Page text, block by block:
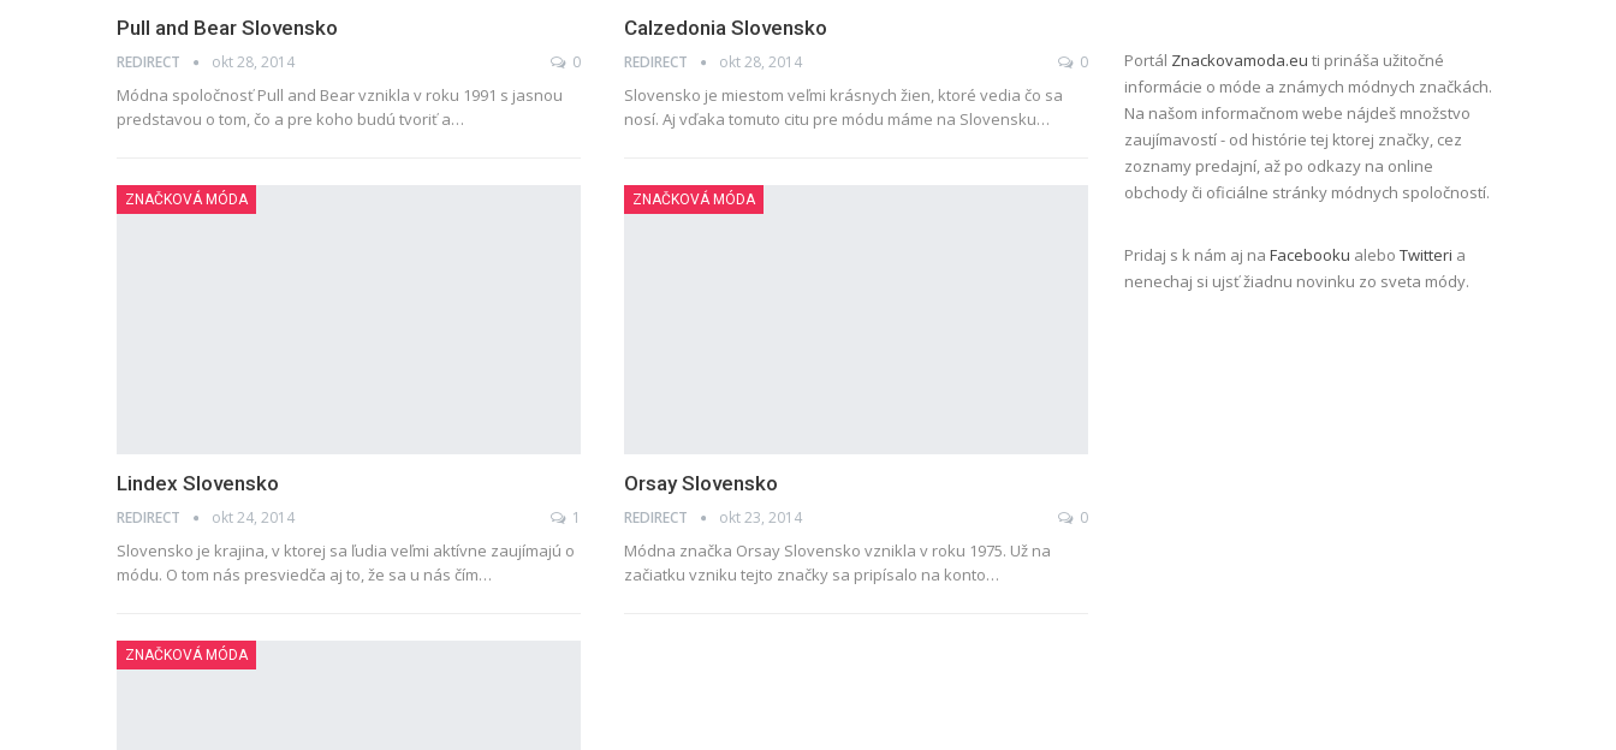
Pull and Bear Slovensko
REDIRECT okt 28, 2014 0
Módna spoločnosť Pull and Bear vznikla v roku 1991 s jasnou
predstavou o tom, čo a pre koho budú tvoriť a…
Calzedonia Slovensko
REDIRECT okt 28, 2014 0
Slovensko je miestom veľmi krásnych žien, ktoré vedia čo sa
nosí. Aj vďaka tomuto citu pre módu máme na Slovensku…
ZNAČKOVÁ MÓDA
Lindex Slovensko
REDIRECT okt 24, 2014 1
Slovensko je krajina, v ktorej sa ľudia veľmi aktívne zaujímajú o
módu. O tom nás presviedča aj to, že sa u nás čím…
ZNAČKOVÁ MÓDA
Orsay Slovensko
REDIRECT okt 23, 2014 0
Módna značka Orsay Slovensko vznikla v roku 1975. Už na
začiatku vzniku tejto značky sa pripísalo na konto…
ZNAČKOVÁ MÓDA
Portál Znackovamoda.eu ti prináša užitočné
informácie o móde a známych módnych značkách.
Na našom informačnom webe nájdeš množstvo
zaujímavostí - od histórie tej ktorej značky, cez
zoznamy predajní, až po odkazy na online
obchody či oficiálne stránky módnych spoločností.
Pridaj s k nám aj na Facebooku alebo Twitteri a
nenechaj si ujsť žiadnu novinku zo sveta módy.